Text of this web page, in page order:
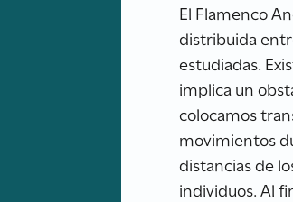
El Flamenco
distribuida
estudiadas.
implica un
colocamos
movimientos
distancias de
individuos. Al